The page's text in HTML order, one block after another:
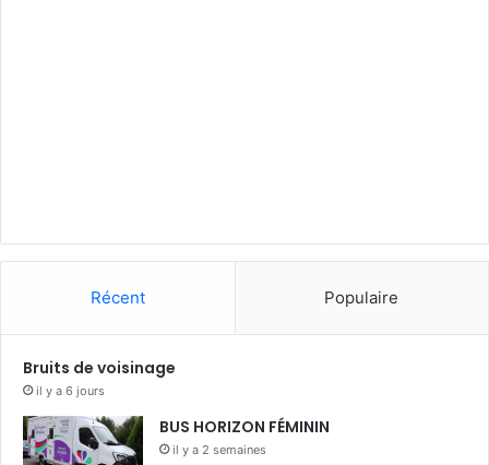
Récent Populaire
Bruits de voisinage
il y a 6 jours
BUS HORIZON FÉMININ
il y a 2 semaines